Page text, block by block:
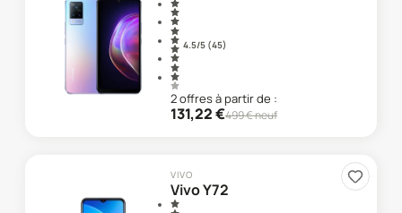
4.5/5 (45)
2offresà partir de :
131,22€499€ neuf
VIVO
Vivo Y72